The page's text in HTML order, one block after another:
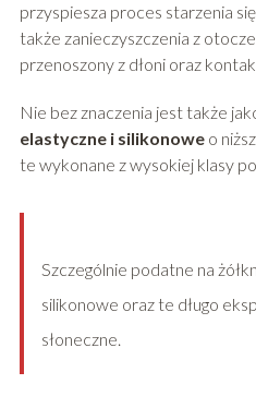
przyspiesza proces starzenia
także zanieczyszczenia z
przenoszony z dłoni oraz
Nie bez znaczenia jest także
elastyczne i silikonoweo
te wykonane z wysokiej klasy
Szczególnie podatne na
silikonowe oraz te długo
słoneczne.